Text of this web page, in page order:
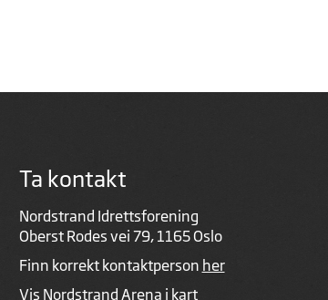
Ta kontakt
Nordstrand Idrettsforening
Oberst Rodes vei 79, 1165 Oslo
Finn korrekt kontaktperson her
Vis Nordstrand Arena i kart